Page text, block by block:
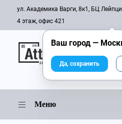
ул. Академика Варги, 8к1, БЦ
4 этаж, офис 421
Онлайн-журнал
Меню
Ваш город —
Да, сохранить